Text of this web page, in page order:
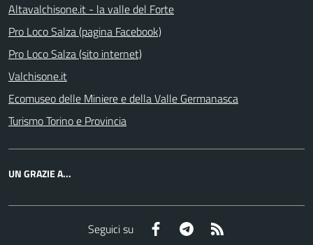
Altavalchisone.it - la valle del Forte
Pro Loco Salza (pagina Facebook)
Pro Loco Salza (sito internet)
Valchisone.it
Ecomuseo delle Miniere e della Valle Germanasca
Turismo Torino e Provincia
UN GRAZIE A...
Seguici su Facebook Telegram